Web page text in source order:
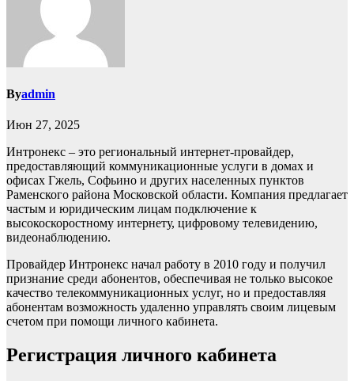
Byadmin
Июн 27, 2025
Интронекс – это региональный интернет-провайдер,
предоставляющий коммуникационные услуги в домах и
офисах Гжель, Софьино и других населенных пунктов
Раменского района Московской области. Компания предлагает
частым и юридическим лицам подключение к
высокоскоростному интернету, цифровому телевидению,
видеонаблюдению.
Провайдер Интронекс начал работу в 2010 году и получил
признание среди абонентов, обеспечивая не только высокое
качество телекоммуникационных услуг, но и предоставляя
абонентам возможность удаленно управлять своим лицевым
счетом при помощи личного кабинета.
Регистрация личного кабинета